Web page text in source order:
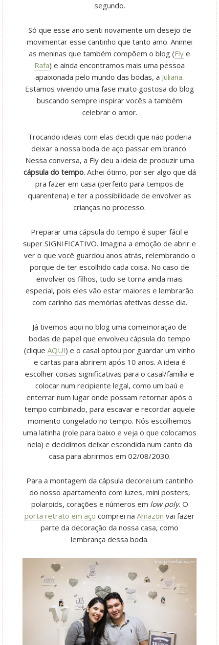
segundo.
Só que esse ano senti novamente um desejo de
movimentar esse cantinho que tanto amo. Animei
as meninas que também compõem o blog (Fly e
Rafa) e ainda encontramos mais uma pessoa
apaixonada pelo mundo das bodas, a Juliana.
Estamos vivendo uma fase muito gostosa do blog
buscando sempre inspirar vocês a também
celebrar o amor.
Trocando ideias com elas decidi que não poderia
deixar a nossa boda de aço passar em branco.
Nessa conversa, a Fly deu a ideia de produzir uma
cápsula do tempo. Achei ótimo, por ser algo que dá
pra fazer em casa (perfeito para tempos de
quarentena) e ter a possibilidade de envolver as
crianças no processo.
Preparar uma cápsula do tempo é super fácil e
super SIGNIFICATIVO. Imagina a emoção de abrir e
ver o que você guardou anos atrás, relembrando o
porque de ter escolhido cada coisa. No caso de
envolver os filhos, tudo se torna ainda mais
especial, pois eles vão estar maiores e lembrarão
com carinho das memórias afetivas desse dia.
Já tivemos aqui no blog uma comemoração de
bodas de papel que envolveu cápsula do tempo
(clique AQUI) e o casal optou por guardar um vinho
e cartas para abrirem após 10 anos. A ideia é
escolher coisas significativas para o casal/família e
colocar num recipiente legal, como um baú e
enterrar num lugar onde possam retornar após o
tempo combinado, para escavar e recordar aquele
momento congelado no tempo. Nós escolhemos
uma latinha (role para baixo e veja o que colocamos
nela) e decidimos deixar escondida num canto da
casa para abrirmos em 02/08/2030.
Para a montagem da cápsula decorei um cantinho
do nosso apartamento com luzes, mini posters,
polaroids, corações e números em low poly. O
porta retrato em aço comprei na Amazon vai fazer
parte da decoração da nossa casa, como
lembrança dessa boda.